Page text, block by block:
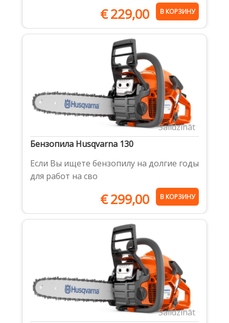
€229,00 В КОРЗИНУ
Salīdzināt
Бензопила Husqvarna 130
Если Вы ищете бензопилу на долгие годы
для работ на сво
€299,00 В КОРЗИНУ
Salīdzināt